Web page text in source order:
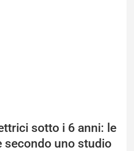
sotto i 6 anni: le
secondo uno studio